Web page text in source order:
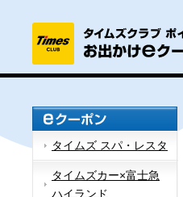
タイムズ スパ・レスタ
タイムズカー×富士急
ハイランド